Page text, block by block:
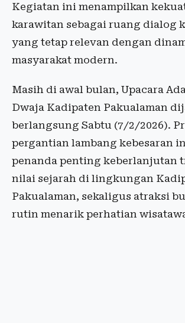
Kegiatan ini menampilkan
karawitan sebagai ruang dialog
yang tetap relevan dengan
masyarakat modern.
Masih di awal bulan, Upacara
Dwaja Kadipaten Pakualaman
berlangsung Sabtu (7/2/2026).
pergantian lambang kebesaran
penanda penting keberlanjutan
nilai sejarah di lingkungan
Pakualaman, sekaligus atraksi
rutin menarik perhatian